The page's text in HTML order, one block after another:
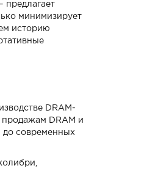
предлагает
минимизирует
историю
DRAM-
DRAM и
до современных